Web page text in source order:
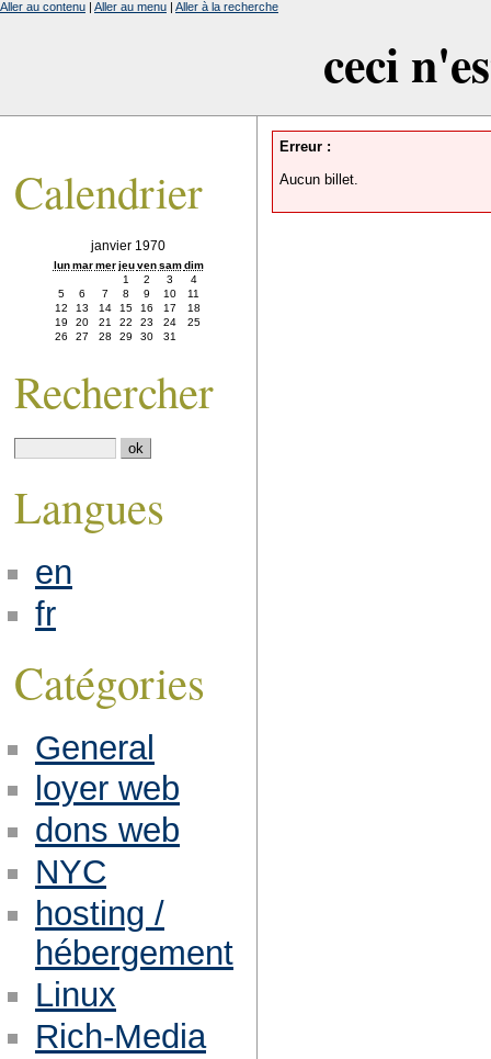
ceci
Aller au contenu | Aller au menu | Aller à la recherche
Erreur :
Aucun billet.
Calendrier
janvier 1970
lun mar mer jeu ven sam dim
1
2 3
4
5
6 7 8 9 10
11
12
13 14 15 16 17
18
19
20 21 22 23 24
25
26
27 28 29 30 31
Rechercher
Langues
en
fr
Catégories
General
loyer web
dons web
NYC
hosting /
hébergement
Linux
Rich-Media